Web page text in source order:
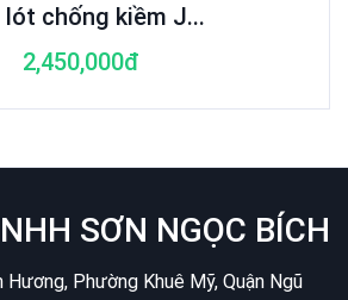
lót chống kiềm J...
2,450,000đ
SƠN NGỌC BÍCH
Hương, Phường Khuê Mỹ, Quận Ngũ